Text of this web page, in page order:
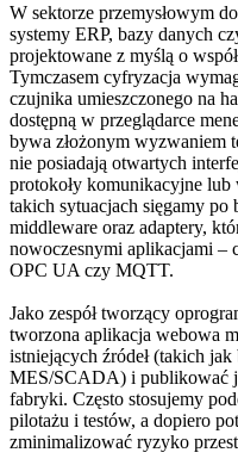
W sektorze przemysłowym
systemy ERP, bazy danych
projektowane z myślą o
Tymczasem cyfryzacja
czujnika umieszczonego na
dostępną w przeglądarce
bywa złożonym wyzwaniem
nie posiadają otwartych
protokoły komunikacyjne lub
takich sytuacjach sięgamy
middleware oraz adaptery,
nowoczesnymi aplikacjami –
OPC UA czy MQTT.
Jako zespół tworzący
tworzona aplikacja webowa
istniejących źródeł (takich
MES/SCADA) i publikować
fabryki. Często stosujemy
pilotażu i testów, a dopiero
zminimalizować ryzyko